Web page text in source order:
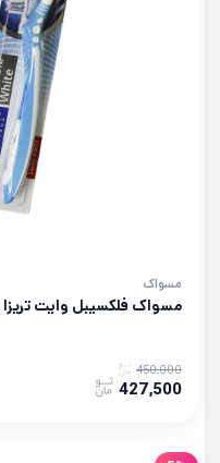
مسواک
مسواک فلکسیبل وایت
450,000
427,500